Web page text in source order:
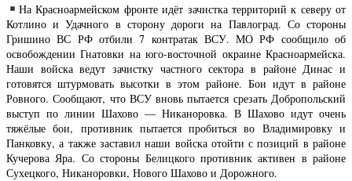
На Красноармейском фронте идёт зачистка территорий к северу от
Котлино и Удачного в сторону дороги на Павлоград. Со стороны
Гришино ВС РФ отбили 7 контратак ВСУ. МО РФ сообщило об
освобождении Гнатовки на юго-восточной окраине Красноармейска.
Наши войска ведут зачистку частного сектора в районе Динас и
готовятся штурмовать высотки в этом районе. Бои идут в районе
Ровного. Сообщают, что ВСУ вновь пытается срезать Добропольский
выступ по линии Шахово — Никаноровка. В Шахово идут очень
тяжёлые бои, противник пытается пробиться во Владимировку и
Панковку, а также заставил наши войска отойти с позиций в районе
Кучерова Яра. Со стороны Белицкого противник активен в районе
Сухецкого, Никаноровки, Нового Шахово и Дорожного.